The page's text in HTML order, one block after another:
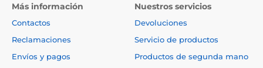
Más información
Contactos
Reclamaciones
Envíos y pagos
Nuestros servicios
Devoluciones
Servicio de productos
Productos de segunda mano